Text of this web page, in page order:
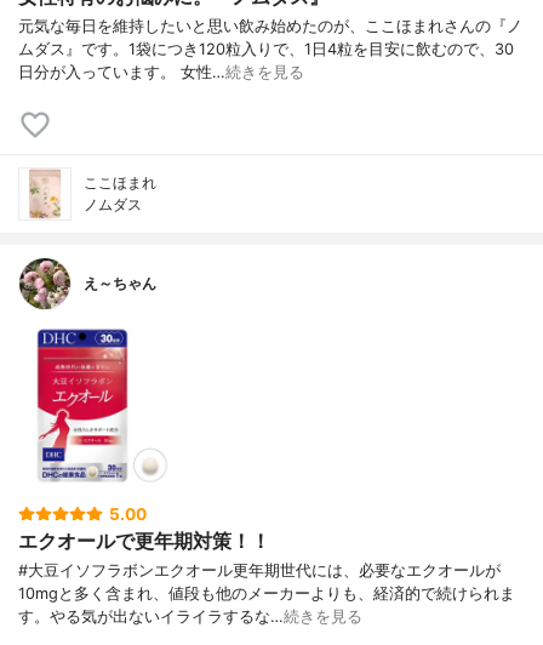
元気な毎日を維持したいと思い飲み始めたのが、ここほまれさんの『ノ
ムダス』です。1袋につき120粒入りで、1日4粒を目安に飲むので、30
日分が入っています。 女性…続きを見る
ここほまれ
ノムダス
え～ちゃん
5.00
エクオールで更年期対策！！
#大豆イソフラボンエクオール更年期世代には、必要なエクオールが
10mgと多く含まれ、値段も他のメーカーよりも、経済的で続けられま
す。やる気が出ないイライラするな…続きを見る